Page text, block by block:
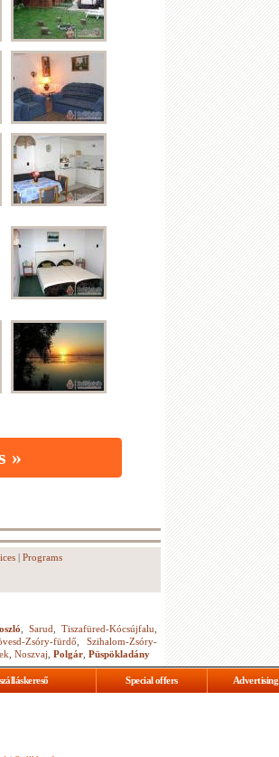
»
| Programs
Sarud ,Tiszafüred-Kócsújfalu
Zsóry-fürdő ,Szihalom-Zsóry-
Noszvaj Polgár Püspökladány
Special offers Advertising